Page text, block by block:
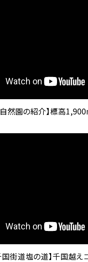
自然園の紹介】標高
国街道塩の道】千国越え